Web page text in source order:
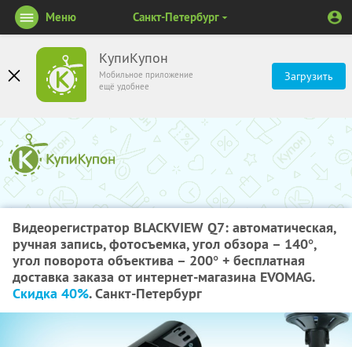
КупиКупон
Мобильное приложение
ещё удобнее
Загрузить
Меню Санкт-Петербург
Видеорегистратор BLACKVIEW Q7: автоматическая,
ручная запись, фотосъемка, угол обзора – 140°,
угол поворота объектива – 200° + бесплатная
доставка заказа от интернет-магазина EVOMAG.
Скидка 40%. Санкт-Петербург